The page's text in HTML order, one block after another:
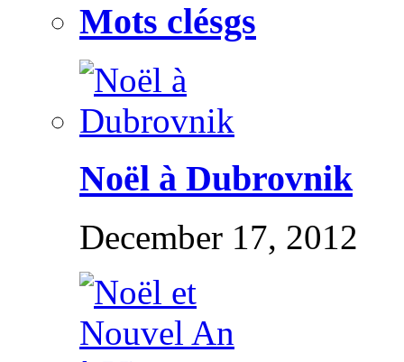
Mots clésgs
Noël à Dubrovnik
December 17, 2012